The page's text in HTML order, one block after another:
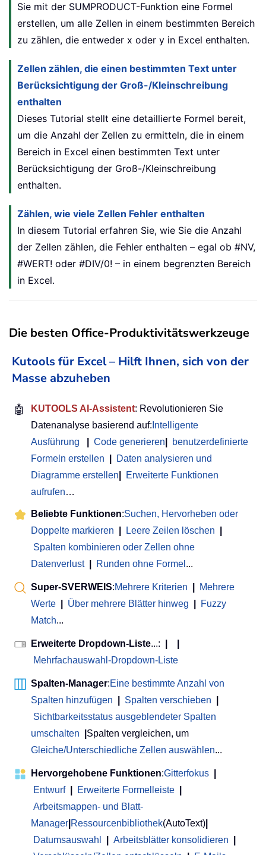
Sie mit der SUMPRODUCT-Funktion eine Formel
erstellen, um alle Zellen in einem bestimmten Bereich
zu zählen, die entweder x oder y in Excel enthalten.
Zellen zählen, die einen bestimmten Text unter
Berücksichtigung der Groß-/Kleinschreibung
enthalten
Dieses Tutorial stellt eine detaillierte Formel bereit,
um die Anzahl der Zellen zu ermitteln, die in einem
Bereich in Excel einen bestimmten Text unter
Berücksichtigung der Groß-/Kleinschreibung
enthalten.
Zählen, wie viele Zellen Fehler enthalten
In diesem Tutorial erfahren Sie, wie Sie die Anzahl
der Zellen zählen, die Fehler enthalten – egal ob #NV,
#WERT! oder #DIV/0! – in einem begrenzten Bereich
in Excel.
Die besten Office-Produktivitätswerkzeuge
Kutools für Excel – Hilft Ihnen, sich von der
Masse abzuheben
🤖 KUTOOLS AI-Assistent: Revolutionieren Sie
Datenanalyse basierend auf: Intelligente
Ausführung
Code generieren
benutzerdefinierte
Formeln erstellen
Daten analysieren und
Diagramme erstellen
Erweiterte Funktionen
aufrufen…
Beliebte Funktionen:Suchen, Hervorheben oder
Doppelte markieren
Leere Zeilen löschen
Spalten kombinieren oder Zellen ohne
Datenverlust
Runden ohne Formel ...
Super-SVERWEIS:Mehrere Kriterien
Mehrere
Werte
Über mehrere Blätter hinweg
Fuzzy
Match...
Erweiterte Dropdown-Liste...:
Mehrfachauswahl-Dropdown-Liste
Spalten-Manager:Eine bestimmte Anzahl von
Spalten hinzufügen
Spalten verschieben
Sichtbarkeitsstatus ausgeblendeter Spalten
umschalten
Spalten vergleichen, um
Gleiche/Unterschiedliche Zellen auswählen...
Hervorgehobene Funktionen:Gitterfokus
Entwurf
Erweiterte Formelleiste
Arbeitsmappen- und Blatt-
Manager Ressourcenbibliothek(AutoText)
Datumsauswahl
Arbeitsblätter konsolidieren